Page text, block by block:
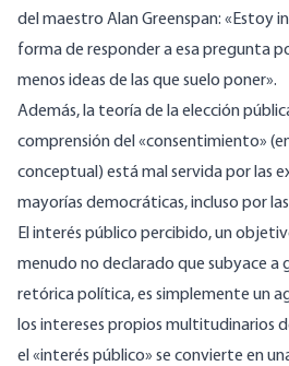
del maestro Alan Greenspan: «Estoy
forma de responder a esa pregunta
menos ideas de las que suelo poner».
Además, la teoría de la elección
comprensión del «consentimiento»
conceptual) está mal servida por las
mayorías democráticas, incluso por
El interés público percibido, un
menudo no declarado que subyace a
retórica política, es simplemente un
los intereses propios multitudinarios
el «interés público» se convierte en